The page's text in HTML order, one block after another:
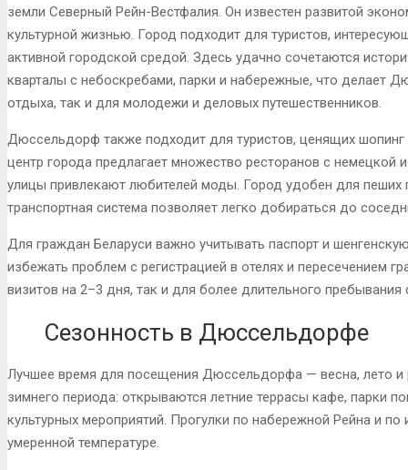
земли Северный Рейн-Вестфалия. Он известен развитой
культурной жизнью. Город подходит для туристов,
активной городской средой. Здесь удачно сочетаются
кварталы с небоскребами, парки и набережные, что делает
отдыха, так и для молодежи и деловых путешественников.
Дюссельдорф также подходит для туристов, ценящих шопинг
центр города предлагает множество ресторанов с
улицы привлекают любителей моды. Город удобен для пеших
транспортная система позволяет легко добираться до
Для граждан Беларуси важно учитывать паспорт и
избежать проблем с регистрацией в отелях и пересечением
визитов на 2–3 дня, так и для более длительного
Сезонность в Дюссельдорфе
Лучшее время для посещения Дюссельдорфа — весна, лето и
зимнего периода: открываются летние террасы кафе, парки
культурных мероприятий. Прогулки по набережной Рейна и
умеренной температуре.